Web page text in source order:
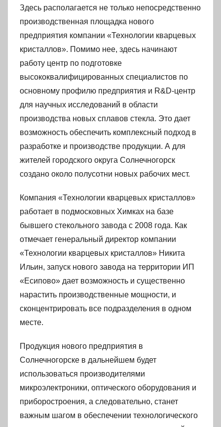
Здесь располагается не только непосредственно
производственная площадка нового
предприятия компании «Технологии кварцевых
кристаллов». Помимо нее, здесь начинают
работу центр по подготовке
высококвалифицированных специалистов по
основному профилю предприятия и R&D-центр
для научных исследований в области
производства новых сплавов стекла. Это дает
возможность обеспечить комплексный подход в
разработке и производстве продукции. А для
жителей городского округа Солнечногорск
создано около полусотни новых рабочих мест.
Компания «Технологии кварцевых кристаллов»
работает в подмосковных Химках на базе
бывшего стекольного завода с 2008 года. Как
отмечает генеральный директор компании
«Технологии кварцевых кристаллов» Никита
Ильин, запуск нового завода на территории ИП
«Есипово» дает возможность и существенно
нарастить производственные мощности, и
сконцентрировать все подразделения в одном
месте.
Продукция нового предприятия в
Солнечногорске в дальнейшем будет
использоваться производителями
микроэлектроники, оптического оборудования и
приборостроения, а следовательно, станет
важным шагом в обеспечении технологического